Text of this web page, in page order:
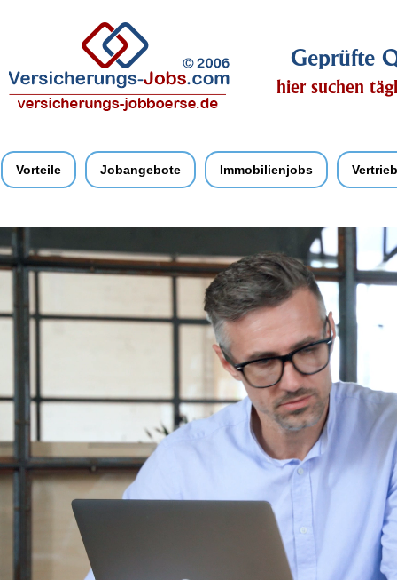
Geprüfte
hier suchen
Vorteile Jobangebote Immobilienjobs Vertrieb